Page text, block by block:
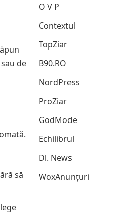
de
să
O V P
Contextul
TopZiar
B90.RO
NordPress
ProZiar
GodMode
Echilibrul
Dl. News
WoxAnunțuri